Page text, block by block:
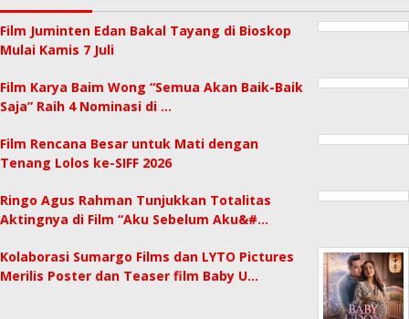
Film Juminten Edan Bakal Tayang di Bioskop
Mulai Kamis 7 Juli
Film Karya Baim Wong “Semua Akan Baik-Baik
Saja” Raih 4 Nominasi di …
Film Rencana Besar untuk Mati dengan
Tenang Lolos ke-SIFF 2026
Ringo Agus Rahman Tunjukkan Totalitas
Aktingnya di Film “Aku Sebelum Aku&#…
Kolaborasi Sumargo Films dan LYTO Pictures
Merilis Poster dan Teaser film Baby U…